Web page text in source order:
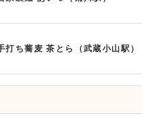
ち蕎麦 茶とら（武蔵小山駅）